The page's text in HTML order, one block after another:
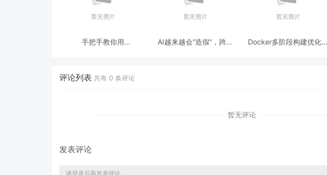
手把手教你用
AI越来越会“造假“，跨模
Docker多阶段构建优化：
评论列表 共有 0 条评论
暂无评论
发表评论